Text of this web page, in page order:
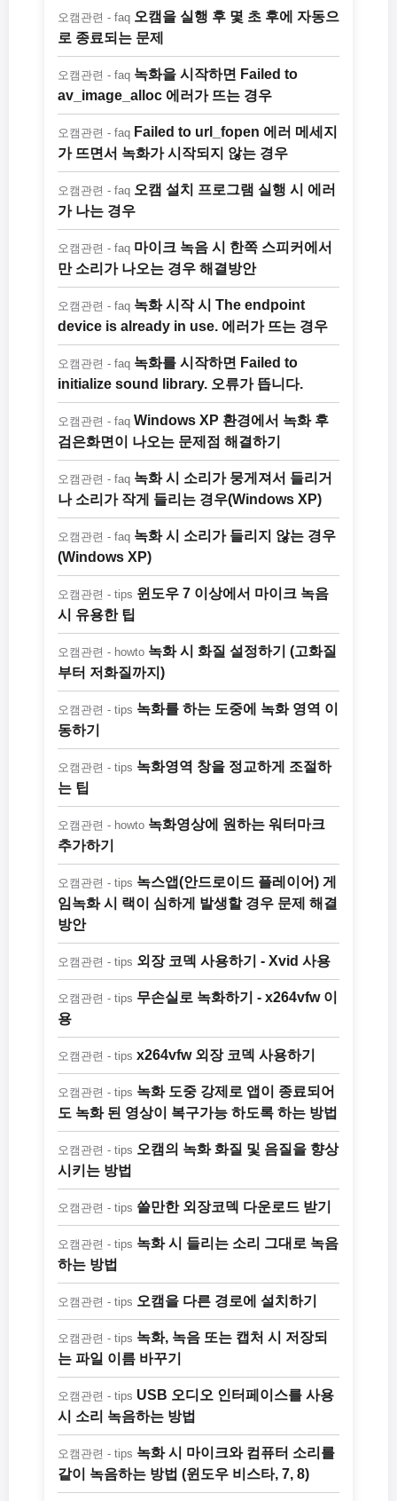
오캠관련 - faq 오캠을 실행 후 몇 초 후에 자동으
로 종료되는 문제
오캠관련 - faq 녹화을 시작하면 Failed to
av_image_alloc 에러가 뜨는 경우
오캠관련 - faq Failed to url_fopen 에러 메세지
가 뜨면서 녹화가 시작되지 않는 경우
오캠관련 - faq 오캠 설치 프로그램 실행 시 에러
가 나는 경우
오캠관련 - faq 마이크 녹음 시 한쪽 스피커에서
만 소리가 나오는 경우 해결방안
오캠관련 - faq 녹화 시작 시 The endpoint
device is already in use. 에러가 뜨는 경우
오캠관련 - faq 녹화를 시작하면 Failed to
initialize sound library. 오류가 뜹니다.
오캠관련 - faq Windows XP 환경에서 녹화 후
검은화면이 나오는 문제점 해결하기
오캠관련 - faq 녹화 시 소리가 뭉게져서 들리거
나 소리가 작게 들리는 경우(Windows XP)
오캠관련 - faq 녹화 시 소리가 들리지 않는 경우
(Windows XP)
오캠관련 - tips 윈도우 7 이상에서 마이크 녹음
시 유용한 팁
오캠관련 - howto 녹화 시 화질 설정하기 (고화질
부터 저화질까지)
오캠관련 - tips 녹화를 하는 도중에 녹화 영역 이
동하기
오캠관련 - tips 녹화영역 창을 정교하게 조절하
는 팁
오캠관련 - howto 녹화영상에 원하는 워터마크
추가하기
오캠관련 - tips 녹스앱(안드로이드 플레이어) 게
임녹화 시 랙이 심하게 발생할 경우 문제 해결
방안
오캠관련 - tips 외장 코덱 사용하기 - Xvid 사용
오캠관련 - tips 무손실로 녹화하기 - x264vfw 이
용
오캠관련 - tips x264vfw 외장 코덱 사용하기
오캠관련 - tips 녹화 도중 강제로 앱이 종료되어
도 녹화 된 영상이 복구가능 하도록 하는 방법
오캠관련 - tips 오캠의 녹화 화질 및 음질을 향상
시키는 방법
오캠관련 - tips 쓸만한 외장코덱 다운로드 받기
오캠관련 - tips 녹화 시 들리는 소리 그대로 녹음
하는 방법
오캠관련 - tips 오캠을 다른 경로에 설치하기
오캠관련 - tips 녹화, 녹음 또는 캡처 시 저장되
는 파일 이름 바꾸기
오캠관련 - tips USB 오디오 인터페이스를 사용
시 소리 녹음하는 방법
오캠관련 - tips 녹화 시 마이크와 컴퓨터 소리를
같이 녹음하는 방법 (윈도우 비스타, 7, 8)